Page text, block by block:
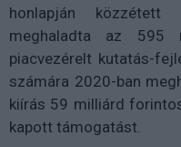
honlapján közzétett
meghaladta az
piacvezérelt kutatás-
számára 2020-ban
kiírás 59 milliárd
kapott támogatást.